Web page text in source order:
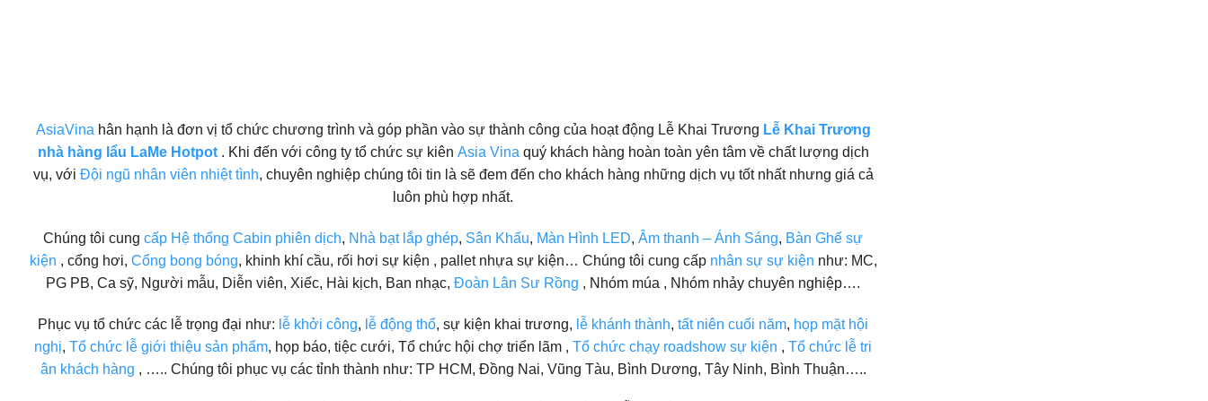
AsiaVina hân hạnh là đơn vị tổ chức chương trình và góp phần vào sự thành công của hoạt động Lễ Khai Trương Lễ Khai Trương
nhà hàng lẩu LaMe Hotpot. Khi đến với công ty tổ chức sự kiên Asia Vina quý khách hàng hoàn toàn yên tâm về chất lượng dịch
vụ, với Đội ngũ nhân viên nhiệt tình, chuyên nghiệp chúng tôi tin là sẽ đem đến cho khách hàng những dịch vụ tốt nhất nhưng giá cả
luôn phù hợp nhất.
Chúng tôi cung cấp Hệ thống Cabin phiên dịch, Nhà bạt lắp ghép, Sân Khấu, Màn Hình LED, Âm thanh – Ánh Sáng, Bàn Ghế sự
kiện , cổng hơi, Cổng bong bóng, khinh khí cầu, rối hơi sự kiện , pallet nhựa sự kiện… Chúng tôi cung cấp nhân sự sự kiện như: MC,
PG PB, Ca sỹ, Người mẫu, Diễn viên, Xiếc, Hài kịch, Ban nhạc, Đoàn Lân Sư Rồng , Nhóm múa , Nhóm nhảy chuyên nghiệp….
Phục vụ tổ chức các lễ trọng đại như: lễ khởi công, lễ động thổ, sự kiện khai trương, lễ khánh thành, tất niên cuối năm, họp mặt hội
nghị, Tổ chức lễ giới thiệu sản phẩm, họp báo, tiệc cưới, Tổ chức hội chợ triển lãm , Tổ chức chạy roadshow sự kiện , Tổ chức lễ tri
ân khách hàng , ….. Chúng tôi phục vụ các tỉnh thành như: TP HCM, Đồng Nai, Vũng Tàu, Bình Dương, Tây Ninh, Bình Thuận…..